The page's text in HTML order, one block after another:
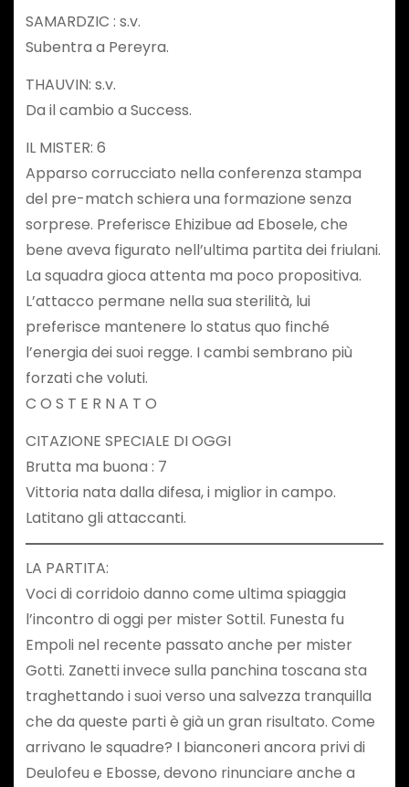
SAMARDZIC : s.v.
Subentra a Pereyra.
THAUVIN: s.v.
Da il cambio a Success.
IL MISTER: 6
Apparso corrucciato nella conferenza stampa
del pre-match schiera una formazione senza
sorprese. Preferisce Ehizibue ad Ebosele, che
bene aveva figurato nell’ultima partita dei friulani.
La squadra gioca attenta ma poco propositiva.
L’attacco permane nella sua sterilità, lui
preferisce mantenere lo status quo finché
l’energia dei suoi regge. I cambi sembrano più
forzati che voluti.
C O S T E R N A T O
CITAZIONE SPECIALE DI OGGI
Brutta ma buona : 7
Vittoria nata dalla difesa, i miglior in campo.
Latitano gli attaccanti.
LA PARTITA:
Voci di corridoio danno come ultima spiaggia
l’incontro di oggi per mister Sottil. Funesta fu
Empoli nel recente passato anche per mister
Gotti. Zanetti invece sulla panchina toscana sta
traghettando i suoi verso una salvezza tranquilla
che da queste parti è già un gran risultato. Come
arrivano le squadre? I bianconeri ancora privi di
Deulofeu e Ebosse, devono rinunciare anche a